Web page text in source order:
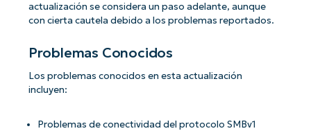
actualización se considera un paso adelante, aunque
con cierta cautela debido a los problemas reportados.
Problemas Conocidos
Los problemas conocidos en esta actualización
incluyen:
Problemas de conectividad del protocolo SMBv1